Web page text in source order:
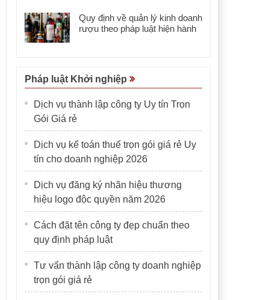
Quy định về quản lý kinh doanh
rượu theo pháp luật hiện hành
Pháp luật Khởi nghiệp
Dịch vụ thành lập công ty Uy tín Trọn
Gói Giá rẻ
Dịch vụ kế toán thuế trọn gói giá rẻ Uy
tín cho doanh nghiệp 2026
Dịch vụ đăng ký nhãn hiệu thương
hiệu logo độc quyền năm 2026
Cách đặt tên công ty đẹp chuẩn theo
quy định pháp luật
Tư vấn thành lập công ty doanh nghiệp
trọn gói giá rẻ